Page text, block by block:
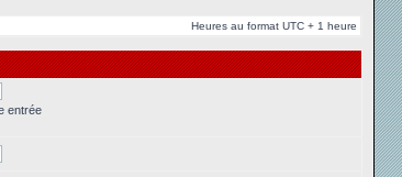
Heures au format UTC + 1 heure
entrée